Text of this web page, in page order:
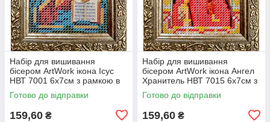
Набір для вишивання
бісером ArtWork ікона Ісус
НВТ 7001 6х7см з рамкою в
комплекті
Готово до відправки
159,60 ₴
Набір для вишивання
бісером ArtWork ікона Ангел
Хранитель НВТ 7015 6х7см з
рамкою в комплекті
Готово до відправки
159,60 ₴